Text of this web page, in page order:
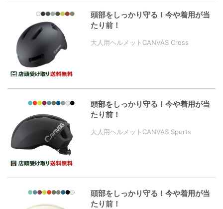
頭部をしっかり守る！今や着用が当
たり前！
大人用ヘルメットCANVAS Cross
頭部をしっかり守る！今や着用が当
たり前！
大人用ヘルメットCANVAS Sports
頭部をしっかり守る！今や着用が当
たり前！